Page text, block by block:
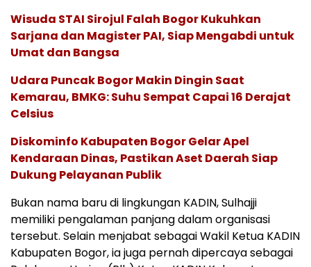
Wisuda STAI Sirojul Falah Bogor Kukuhkan
Sarjana dan Magister PAI, Siap Mengabdi untuk
Umat dan Bangsa
Udara Puncak Bogor Makin Dingin Saat
Kemarau, BMKG: Suhu Sempat Capai 16 Derajat
Celsius
Diskominfo Kabupaten Bogor Gelar Apel
Kendaraan Dinas, Pastikan Aset Daerah Siap
Dukung Pelayanan Publik
Bukan nama baru di lingkungan KADIN, Sulhajji
memiliki pengalaman panjang dalam organisasi
tersebut. Selain menjabat sebagai Wakil Ketua KADIN
Kabupaten Bogor, ia juga pernah dipercaya sebagai